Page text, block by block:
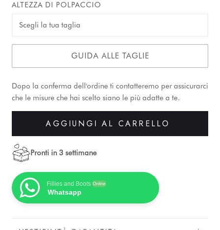
ALTEZZA DI POLPACCIO
GUIDA ALLE TAGLIE
Dopo la conferma dell'ordine ti contatteremo per assicurarci
che le misure che hai scelto siano le più adatte a te.
AGGIUNGI AL CARRELLO
Pronti in 3 settimane
Fillies and Boots Online
Whatsapp